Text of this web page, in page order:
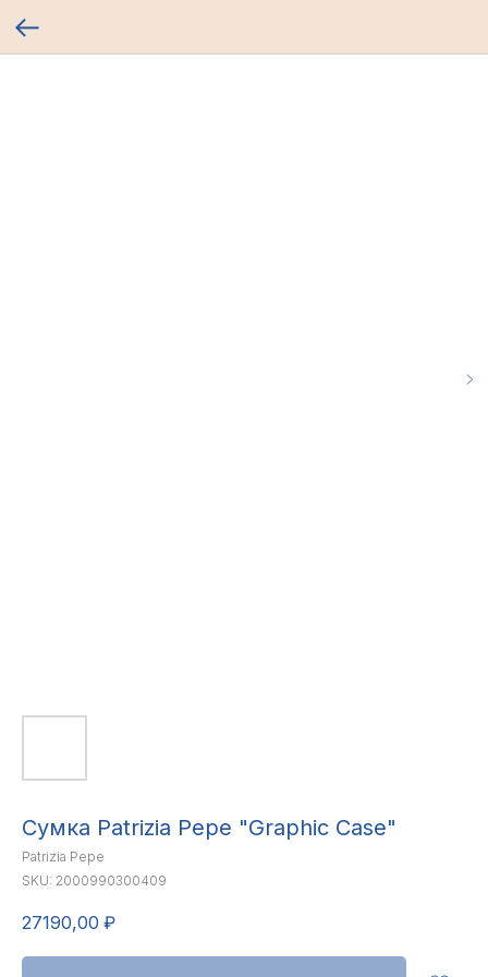
Сумка Patrizia Pepe "Graphic Case"
Patrizia Pepe
SKU: 2000990300409
27190,00 ₽